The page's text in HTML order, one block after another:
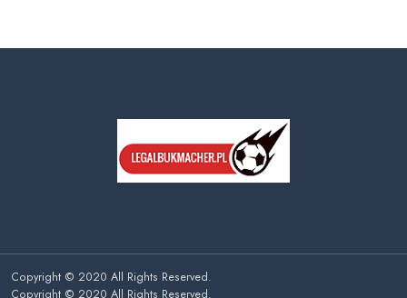
Copyright © 2020 All Rights Reserved.
Copyright © 2020 All Rights Reserved.